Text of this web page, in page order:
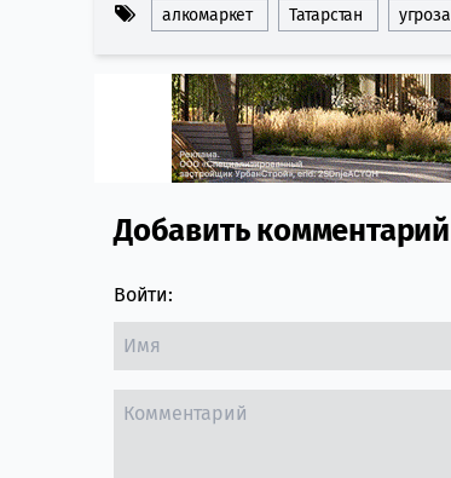
алкомаркет Татарстан угроза
Comment section
Добавить комментарий
Войти: